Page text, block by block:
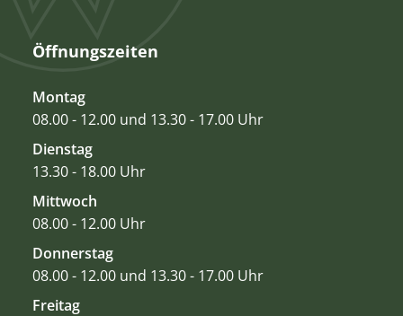
Öffnungszeiten
Montag
08.00 - 12.00 und 13.30 - 17.00 Uhr
Dienstag
13.30 - 18.00 Uhr
Mittwoch
08.00 - 12.00 Uhr
Donnerstag
08.00 - 12.00 und 13.30 - 17.00 Uhr
Freitag